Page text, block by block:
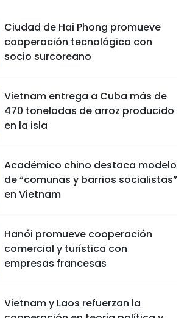
Ciudad de Hai Phong promueve
cooperación tecnológica con
socio surcoreano
Vietnam entrega a Cuba más de
470 toneladas de arroz producido
en la isla
Académico chino destaca modelo
de “comunas y barrios socialistas”
en Vietnam
Hanói promueve cooperación
comercial y turística con
empresas francesas
Vietnam y Laos refuerzan la